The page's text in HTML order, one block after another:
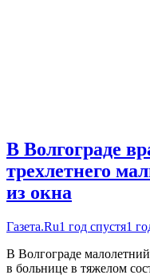
В Волгограде
трехлетнего
из окна
Газета.Ru1 год спустя1
В Волгограде
в больнице в тяжелом